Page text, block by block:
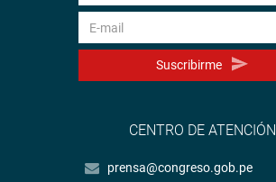
Suscribirme
CENTRO DE ATENCIÓN
prensa@congreso.gob.pe